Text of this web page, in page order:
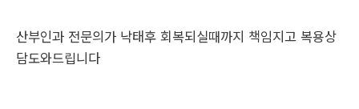
산부인과 전문의가 낙태후 회복되실때까지 책임지고 복용상
담도와드립니다